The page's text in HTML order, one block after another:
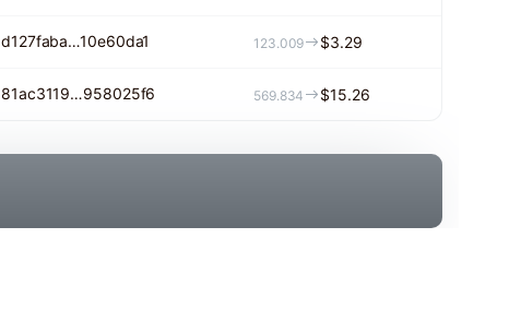
d127faba…10e60da1 123.009 $3.29
81ac3119…958025f6 569.834 $15.26